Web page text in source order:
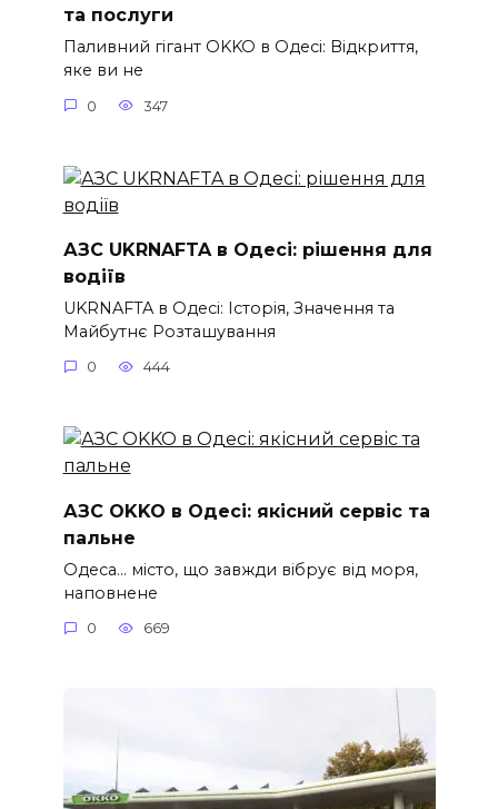
та послуги
Паливний гігант OKKO в Одесі: Відкриття,
яке ви не
0 347
АЗС UKRNAFTA в Одесі: рішення для
водіїв
UKRNAFTA в Одесі: Історія, Значення та
Майбутнє Розташування
0 444
АЗС OKKO в Одесі: якісний сервіс та
пальне
Одеса… місто, що завжди вібрує від моря,
наповнене
0 669